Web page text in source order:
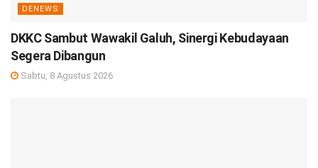
DENEWS
DKKC Sambut Wawakil Galuh, Sinergi Kebudayaan
Segera Dibangun
Sabtu, 8 Agustus 2026